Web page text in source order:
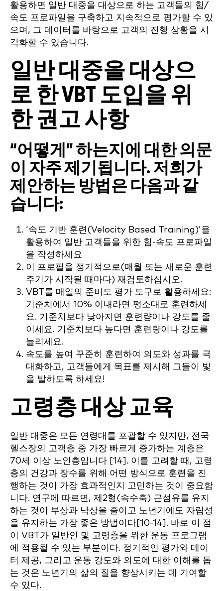
활용하면 일반 대중을 대상으로 하는 고객들의 힘/
속도 프로파일을 구축하고 지속적으로 평가할 수 있
으며, 그 데이터를 바탕으로 고객의 진행 상황을 시
각화할 수 있습니다.
일반 대중을 대상으
로 한 VBT 도입을 위
한 권고 사항
“어떻게” 하는지에 대한 의문
이 자주 제기됩니다. 저희가
제안하는 방법은 다음과 같
습니다:
‘속도 기반 훈련(Velocity Based Training)’을
활용하여 일반 고객들을 위한 힘-속도 프로파일
을 작성하세요
이 프로필을 정기적으로(매월 또는 새로운 훈련
주기가 시작될 때마다) 재검토하십시오.
VBT를 매일의 준비도 평가 도구로 활용하세요:
기준치에서 10% 이내라면 평소대로 훈련하세
요. 기준치보다 낮아지면 훈련량이나 강도를 줄
이세요. 기준치보다 높다면 훈련량이나 강도를
늘리세요.
속도를 높여 꾸준히 훈련하여 의도와 성과를 극
대화하고, 고객들에게 목표를 제시해 그들이 빛
을 발하도록 하세요!
고령층 대상 교육
일반 대중은 모든 연령대를 포괄할 수 있지만, 전국
헬스장의 고객층 중 가장 빠르게 증가하는 계층은
70세 이상 노인층입니다 [14]. 이를 고려할 때, 고령
층의 건강과 장수를 위해 어떤 방식으로 훈련을 진
행하는 것이 가장 효과적인지 고민하는 것이 중요합
니다. 연구에 따르면, 제2형(속수축) 근섬유를 유지
하는 것이 부상과 낙상을 줄이고 노년기에도 자립성
을 유지하는 가장 좋은 방법이다[10-14]. 바로 이 점
이 VBT가 일반인 및 고령층을 위한 운동 프로그램
에 적용될 수 있는 부분이다. 정기적인 평가와 데이
터 제공, 그리고 운동 강도와 의도에 대한 이해를 돕
는 것은 노년기의 삶의 질을 향상시키는 데 기여할
수 있다.